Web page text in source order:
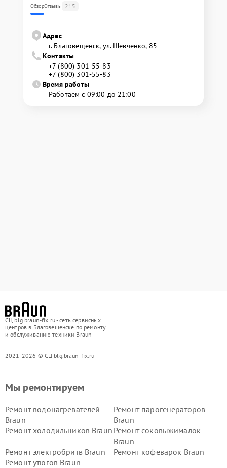
ОбзорОтзывы 215
Адрес
г. Благовещенск, ул. Шевченко, 85
Контакты
+7 (800) 301-55-83
+7 (800) 301-55-83
Время работы
Работаем с 09:00 до 21:00
СЦ blg.braun-fix.ru - сеть сервисных
центров в Благовещенске по ремонту
и обслуживанию техники Braun
2021-2026 © СЦ blg.braun-fix.ru
Мы ремонтируем
Ремонт водонагревателей
Braun
Ремонт парогенераторов
Braun
Ремонт холодильников Braun Ремонт соковыжималок
Braun
Ремонт электробритв Braun
Ремонт кофеварок Braun
Ремонт утюгов Braun